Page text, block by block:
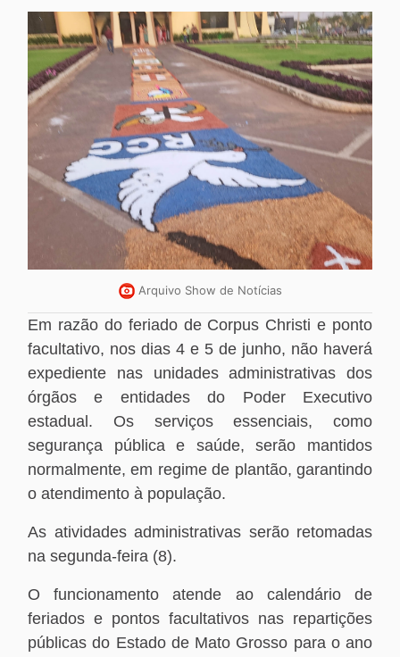
Arquivo Show de Notícias
Em razão do feriado de Corpus Christi e ponto
facultativo, nos dias 4 e 5 de junho, não haverá
expediente nas unidades administrativas dos
órgãos e entidades do Poder Executivo
estadual. Os serviços essenciais, como
segurança pública e saúde, serão mantidos
normalmente, em regime de plantão, garantindo
o atendimento à população.
As atividades administrativas serão retomadas
na segunda-feira (8).
O funcionamento atende ao calendário de
feriados e pontos facultativos nas repartições
públicas do Estado de Mato Grosso para o ano